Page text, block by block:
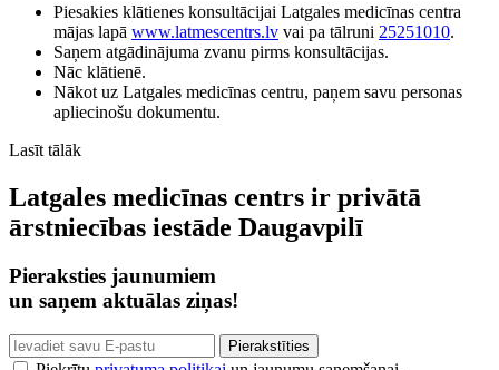
Piesakies klātienes konsultācijai Latgales medicīnas centra
mājas lapā www.latmescentrs.lv vai pa tālruni 25251010.
Saņem atgādinājuma zvanu pirms konsultācijas.
Nāc klātienē.
Nākot uz Latgales medicīnas centru, paņem savu personas
apliecinošu dokumentu.
Lasīt tālāk
Latgales medicīnas centrs ir privātā
ārstniecības iestāde Daugavpilī
Pieraksties jaunumiem
un saņem aktuālas ziņas!